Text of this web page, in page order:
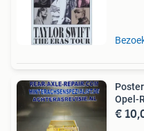
Opel-
€